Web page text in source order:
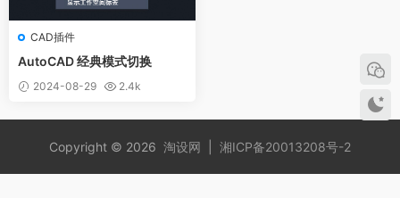
CAD插件
AutoCAD 经典模式切换
2024-08-29 2.4k
Copyright © 2026 淘设网 湘ICP备20013208号-2